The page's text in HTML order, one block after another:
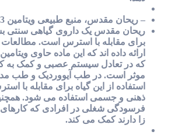
– ریحان مقدس، منبع طبیعی ویتامین B3:
ریحان مقدس یک داروی گیاهی سنتی
برای مقابله با استرس است. مطالعات
که در تعادل سیستم عصبی و کمک
موثر است. در طب آیووردیک و طب
استفاده از این گیاه برای مقابله با
ذهنی و جسمی استفاده می شود.
فرسودگی شغلی در افرادی که
زا دارند کمک می کند.